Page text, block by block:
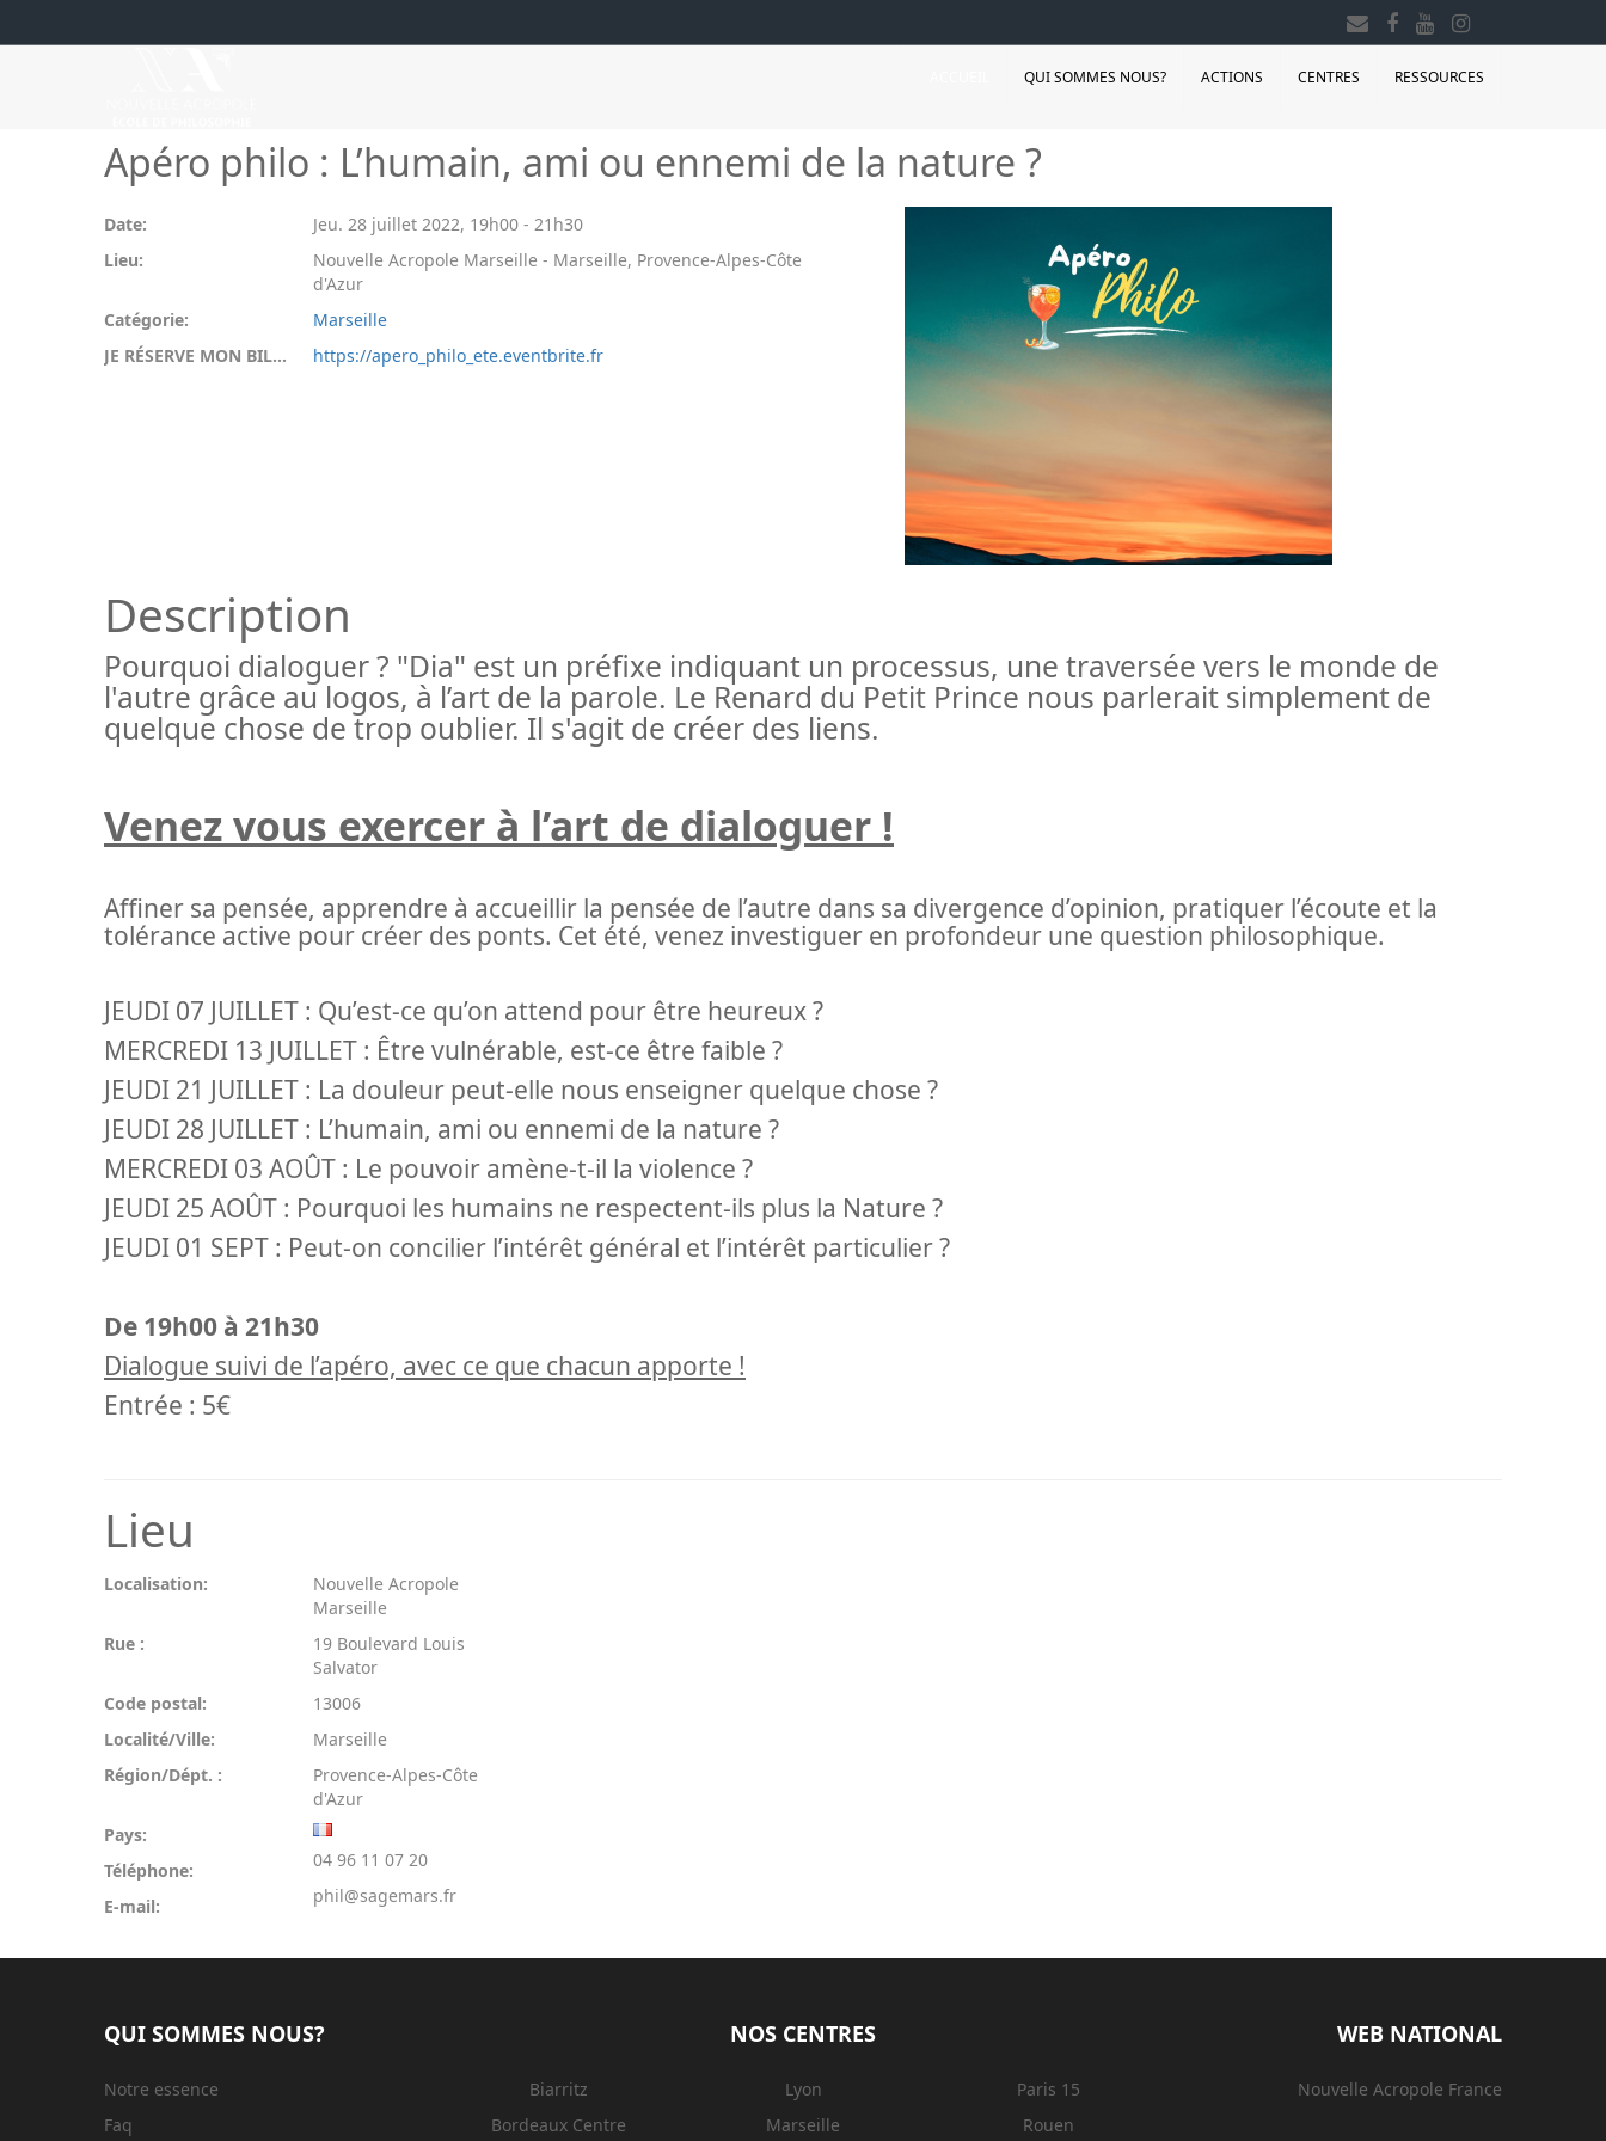
QUI SOMMES NOUS? ACTIONS CENTRES RESSOURCES
Apéro philo : L’humain, ami ou ennemi de la nature ?
Date: Jeu. 28 juillet 2022, 19h00 - 21h30
Lieu:
Nouvelle Acropole Marseille - Marseille, Provence-Alpes-Côte
d'Azur
Catégorie:
Marseille
JE RÉSERVE MON BILLET:
https://apero_philo_ete.eventbrite.fr
Description
Pourquoi dialoguer ? "Dia" est un préfixe indiquant un processus, une traversée vers le monde de
l'autre grâce au logos, à l’art de la parole. Le Renard du Petit Prince nous parlerait simplement de
quelque chose de trop oublier. Il s'agit de créer des liens.
Venez vous exercer à l’art de dialoguer !
Affiner sa pensée, apprendre à accueillir la pensée de l’autre dans sa divergence d’opinion, pratiquer l’écoute et la
tolérance active pour créer des ponts. Cet été, venez investiguer en profondeur une question philosophique.
JEUDI 07 JUILLET : Qu’est-ce qu’on attend pour être heureux ?
MERCREDI 13 JUILLET : Être vulnérable, est-ce être faible ?
JEUDI 21 JUILLET : La douleur peut-elle nous enseigner quelque chose ?
JEUDI 28 JUILLET : L’humain, ami ou ennemi de la nature ?
MERCREDI 03 AOÛT : Le pouvoir amène-t-il la violence ?
JEUDI 25 AOÛT : Pourquoi les humains ne respectent-ils plus la Nature ?
JEUDI 01 SEPT : Peut-on concilier l’intérêt général et l’intérêt particulier ?
De 19h00 à 21h30
Dialogue suivi de l’apéro, avec ce que chacun apporte !
Entrée : 5€
Lieu
Localisation:
Nouvelle Acropole
Marseille
Rue :
19 Boulevard Louis
Salvator
Code postal:
13006
Localité/Ville:
Marseille
Région/Dépt. :
Provence-Alpes-Côte
d'Azur
Pays:
Téléphone:
04 96 11 07 20
E-mail: phil@sagemars.fr
QUI SOMMES NOUS?
Notre essence
Faq
NOS CENTRES
Biarritz
Bordeaux Centre
Lyon
Marseille
Paris 15
Rouen
WEB NATIONAL
Nouvelle Acropole France